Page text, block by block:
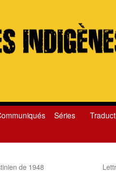
Séries
de 1948